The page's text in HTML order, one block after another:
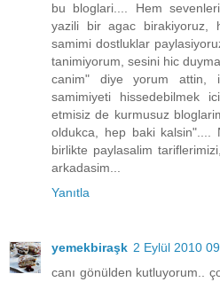
bu bloglari.... Hem
yazili bir agac birakiyoruz,
samimi dostluklar
tanimiyorum, sesini hic
canim" diye yorum attin,
samimiyeti hissedebilmek
etmisiz de kurmusuz
oldukca, hep baki kalsin"....
birlikte paylasalim
arkadasim...
Yanıtla
yemekbiraşk 2 Eylül 2010
canı gönülden kutluyorum..